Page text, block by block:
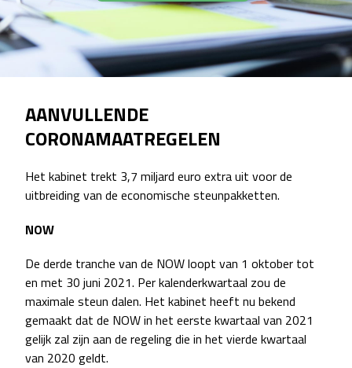
AANVULLENDE
CORONAMAATREGELEN
Het kabinet trekt 3,7 miljard euro extra uit voor de
uitbreiding van de economische steunpakketten.
NOW
De derde tranche van de NOW loopt van 1 oktober tot
en met 30 juni 2021. Per kalenderkwartaal zou de
maximale steun dalen. Het kabinet heeft nu bekend
gemaakt dat de NOW in het eerste kwartaal van 2021
gelijk zal zijn aan de regeling die in het vierde kwartaal
van 2020 geldt.